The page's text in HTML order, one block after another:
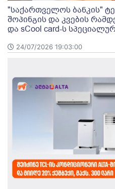
"საქართველოს ბანკის"
შოპინგის და კვების
და sCool card-ს
24/07/2026 19:03:00